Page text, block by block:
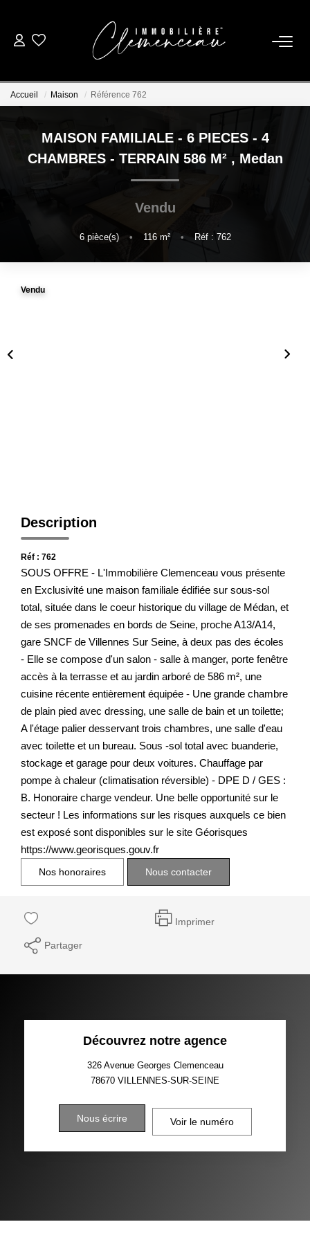
LOCATION
BIENS VENDUS
Accueil Maison Référence 762
MAISON FAMILIALE - 6 PIECES - 4
CHAMBRES - TERRAIN 586 M² , Medan
Vendu
6pièce(s) • 116m² • Réf : 762
Vendu
Description
Réf : 762
SOUS OFFRE - L'Immobilière Clemenceau vous présente
en Exclusivité une maison familiale édifiée sur sous-sol
total, située dans le coeur historique du village de Médan, et
de ses promenades en bords de Seine, proche A13/A14,
gare SNCF de Villennes Sur Seine, à deux pas des écoles
- Elle se compose d'un salon - salle à manger, porte fenêtre
accès à la terrasse et au jardin arboré de 586 m², une
cuisine récente entièrement équipée - Une grande chambre
de plain pied avec dressing, une salle de bain et un toilette;
A l'étage palier desservant trois chambres, une salle d'eau
avec toilette et un bureau. Sous -sol total avec buanderie,
stockage et garage pour deux voitures. Chauffage par
pompe à chaleur (climatisation réversible) - DPE D / GES :
B. Honoraire charge vendeur. Une belle opportunité sur le
secteur ! Les informations sur les risques auxquels ce bien
est exposé sont disponibles sur le site Géorisques
https://www.georisques.gouv.fr
Nos honoraires Nous contacter
Imprimer
Partager
Découvrez notre agence
326 Avenue Georges Clemenceau
78670 VILLENNES-SUR-SEINE
Nous écrire Voir le numéro